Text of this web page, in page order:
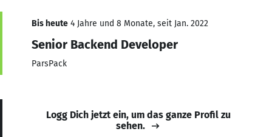
Bis heute 4 Jahre und 8 Monate, seit Jan. 2022
Senior Backend Developer
ParsPack
Logg Dich jetzt ein, um das ganze Profil zu
sehen.